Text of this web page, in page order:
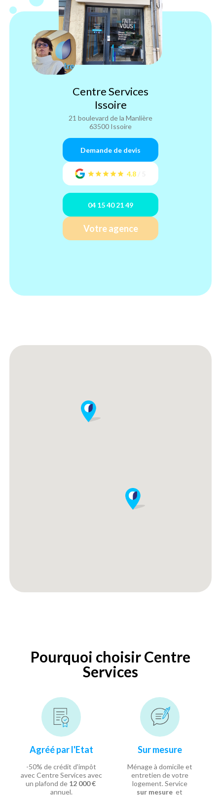
Centre Services
Issoire
21 boulevard de la Manlière
63500 Issoire
4.8
Demande de devis
04 15 40 21 49
Votre agence
Pourquoi choisir Centre
Services
Agréé par l'Etat
-50% de crédit d'impôt
avec Centre Services avec
un plafond de 12 000 €
annuel.
Sur mesure
Ménage à domicile et
entretien de votre
logement. Service
sur mesure et